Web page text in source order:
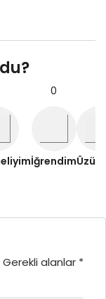
0
İğrendim
Gerekli alanlar *